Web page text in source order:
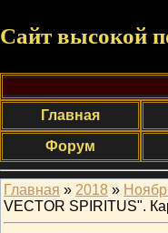
Сайт высокой
Главная
Форум
Главная » 2018 »
VECTOR SPIRITUS".